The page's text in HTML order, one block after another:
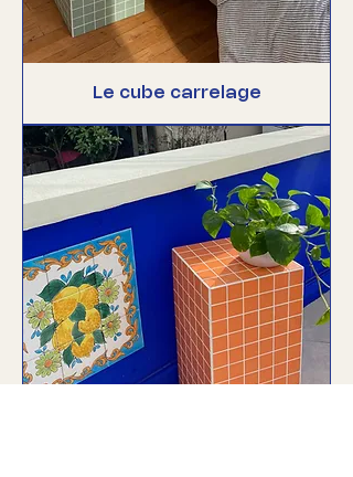
Le cube carrelage